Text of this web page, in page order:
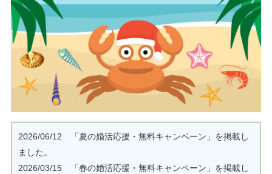
2026/06/12 「夏の婚活応援・無料キャンペーン」を掲載し
ました。
2026/03/15 「春の婚活応援・無料キャンペーン」を掲載し